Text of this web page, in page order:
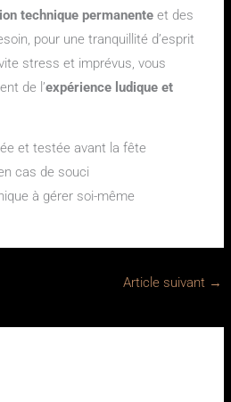
technique permanente et des
pour une tranquillité d’esprit
stress et imprévus, vous
de l’expérience ludique et
et testée avant la fête
cas de souci
à gérer soi-même
Article suivant →